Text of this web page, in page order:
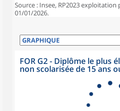
Source : Insee, RP2023
01/01/2026.
FOR G2 - Diplôme le plus
non scolarisée de 15 ans